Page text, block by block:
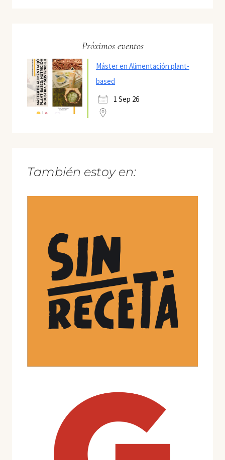
Próximos eventos
Máster en Alimentación plant-
based
1 Sep 26
También estoy en: